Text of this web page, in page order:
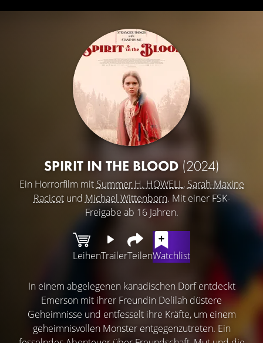
SPIRIT IN THE BLOOD (2024)
Ein Horrorfilm mit Summer H. HOWELL, Sarah-Maxine
Racicotund Michael Wittenborn. Mit einer FSK-
Freigabe ab 16 Jahren.
LeihenTrailerTeilenWatchlist
In einem abgelegenen kanadischen Dorf entdeckt
Emerson mit ihrer Freundin Delilah düstere
Geheimnisse und entfesselt ihre Kräfte, um einem
geheimnisvollen Monster entgegenzutreten. Ein